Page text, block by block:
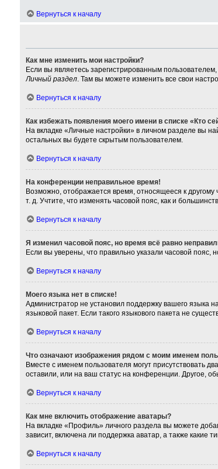
Вернуться к началу
Как мне изменить мои настройки?
Если вы являетесь зарегистрированным
Личный раздел. Там вы можете изменить все свои
Вернуться к началу
Как избежать появления моего имени в списке «Кто
На вкладке «Личные настройки» в личном разделе вы
остальных вы будете скрытым пользователем.
Вернуться к началу
На конференции неправильное время!
Возможно, отображается время, относящееся к другому
т. д. Учтите, что изменять часовой пояс, как и
Вернуться к началу
Я изменил часовой пояс, но время всё равно
Если вы уверены, что правильно указали часовой
Вернуться к началу
Моего языка нет в списке!
Администратор не установил поддержку вашего языка
языковой пакет. Если такого языкового пакета не
Вернуться к началу
Что означают изображения рядом с моим именем
Вместе с именем пользователя могут присутствовать
оставили, или на ваш статус на конференции. Другое,
Вернуться к началу
Как мне включить отображение аватары?
На вкладке «Профиль» личного раздела вы можете
зависит, включена ли поддержка аватар, а также
Вернуться к началу